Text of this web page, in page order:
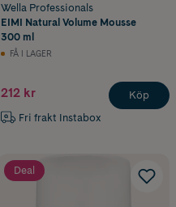
Wella Professionals
EIMI Natural Volume Mousse
300 ml
FÅ I LAGER
212 kr
Fri frakt Instabox
Köp
Deal